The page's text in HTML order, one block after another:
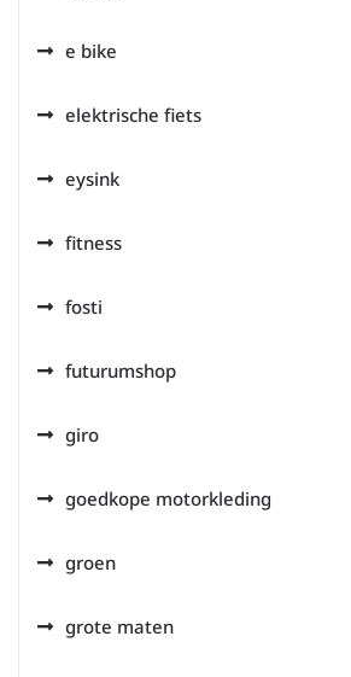
e bike
elektrische fiets
eysink
fitness
fosti
futurumshop
giro
goedkope motorkleding
groen
grote maten